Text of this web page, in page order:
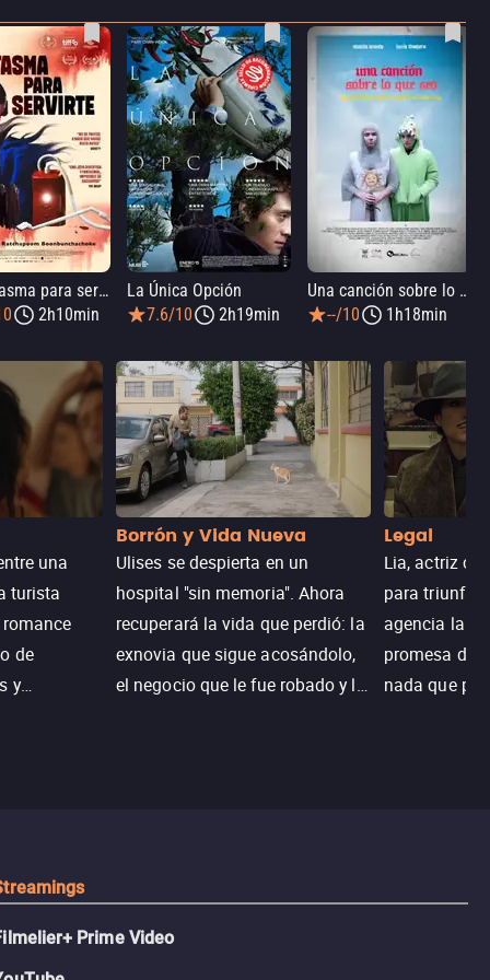
Un fantasma para servirte
2h10min
La Única Opción
7.6/10
2h19min
Una canción sobre lo que sea
--/10
1h18min
una
turista
de
y
Borrón y Vida Nueva
Ulises se despierta en un
hospital "sin memoria". Ahora
recuperará la vida que perdió: la
exnovia que sigue acosándolo,
el negocio que le fue robado y la
Legal
Lia, actriz
para triunfar
agencia la
promesa de
nada que
Prime Video